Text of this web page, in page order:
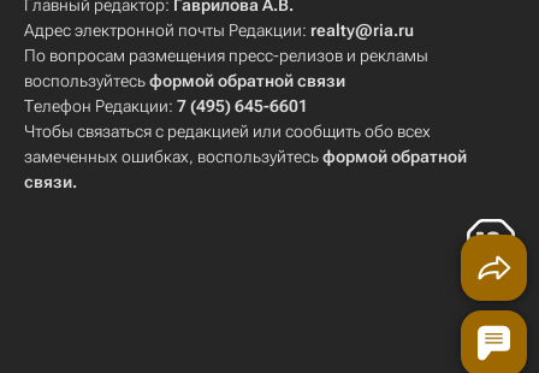
Главный редактор: Гаврилова А.В.
Адрес электронной почты Редакции: realty@ria.ru
По вопросам размещения пресс-релизов и рекламы
воспользуйтесьформой обратной связи
Телефон Редакции: 7 (495) 645-6601
Чтобы связаться с редакцией или сообщить обо всех
замеченных ошибках, воспользуйтесьформой обратной
связи.